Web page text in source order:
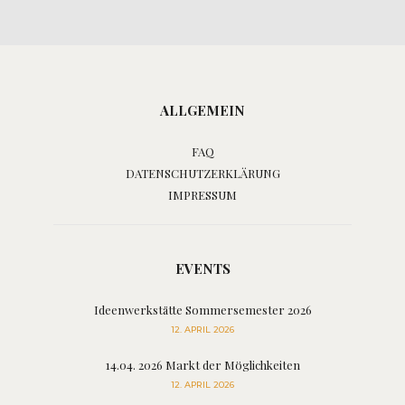
ALLGEMEIN
FAQ
DATENSCHUTZERKLÄRUNG
IMPRESSUM
EVENTS
Ideenwerkstätte Sommersemester 2026
12. APRIL 2026
14.04. 2026 Markt der Möglichkeiten
12. APRIL 2026